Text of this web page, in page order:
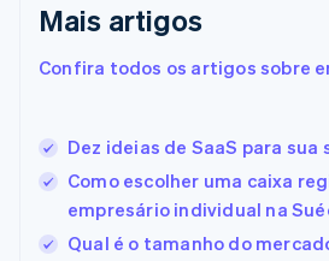
Mais artigos
Confira todos os artigos sobre
Dez ideias de SaaS para
Como escolher uma caixa
empresário individual na
Qual é o tamanho do
Eslovênia
Espanha
EnglishEspañol简体中文
Estônia
English
Finlândia
English Svenska